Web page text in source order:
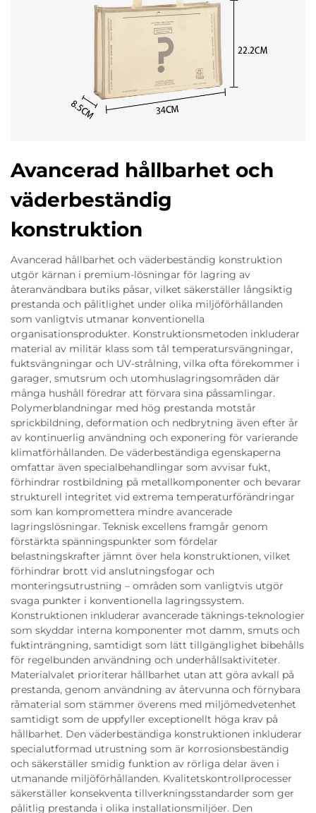
Avancerad hållbarhet och
väderbeständig
konstruktion
Avancerad hållbarhet och väderbeständig konstruktion
utgör kärnan i premium-lösningar för lagring av
återanvändbara butiks påsar, vilket säkerställer långsiktig
prestanda och pålitlighet under olika miljöförhållanden
som vanligtvis utmanar konventionella
organisationsprodukter. Konstruktionsmetoden inkluderar
material av militär klass som tål temperatursvängningar,
fuktsvängningar och UV-strålning, vilka ofta förekommer i
garager, smutsrum och utomhuslagringsområden där
många hushåll föredrar att förvara sina påssamlingar.
Polymerblandningar med hög prestanda motstår
sprickbildning, deformation och nedbrytning även efter år
av kontinuerlig användning och exponering för varierande
klimatförhållanden. De väderbeständiga egenskaperna
omfattar även specialbehandlingar som avvisar fukt,
förhindrar rostbildning på metallkomponenter och bevarar
strukturell integritet vid extrema temperaturförändringar
som kan kompromettera mindre avancerade
lagringslösningar. Teknisk excellens framgår genom
förstärkta spänningspunkter som fördelar
belastningskrafter jämnt över hela konstruktionen, vilket
förhindrar brott vid anslutningsfogar och
monteringsutrustning – områden som vanligtvis utgör
svaga punkter i konventionella lagringssystem.
Konstruktionen inkluderar avancerade täknings-teknologier
som skyddar interna komponenter mot damm, smuts och
fuktinträngning, samtidigt som lätt tillgänglighet bibehålls
för regelbunden användning och underhållsaktiviteter.
Materialvalet prioriterar hållbarhet utan att göra avkall på
prestanda, genom användning av återvunna och förnybara
råmaterial som stämmer överens med miljömedvetenhet
samtidigt som de uppfyller exceptionellt höga krav på
hållbarhet. Den väderbeständiga konstruktionen inkluderar
specialutformad utrustning som är korrosionsbeständig
och säkerställer smidig funktion av rörliga delar även i
utmanande miljöförhållanden. Kvalitetskontrollprocesser
säkerställer konsekventa tillverkningsstandarder som ger
pålitlig prestanda i olika installationsmiljöer. Den